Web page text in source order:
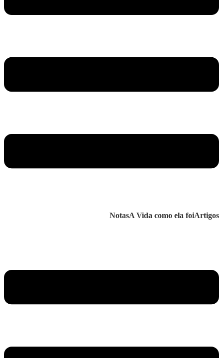
NotasA Vida como ela foiArtigos